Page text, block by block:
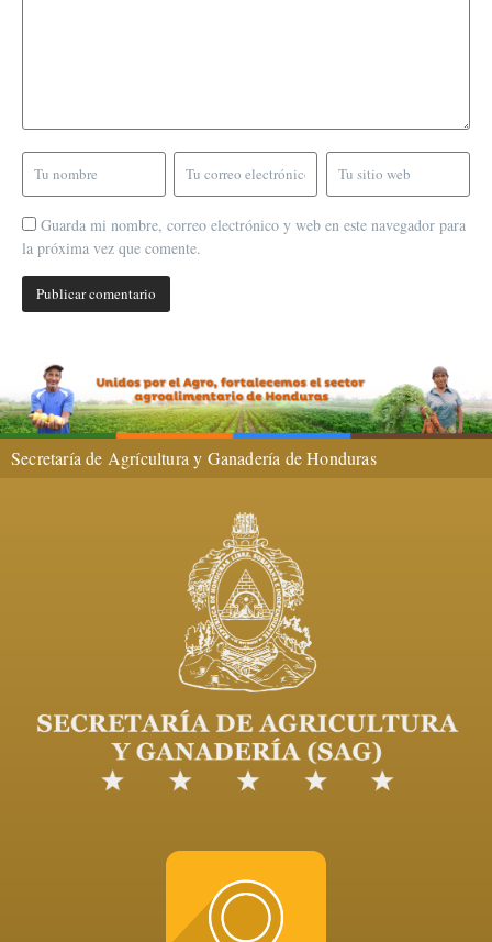
Guarda mi nombre, correo electrónico y web en este navegador para
la próxima vez que comente.
Secretaría de Agrícultura y Ganadería de Honduras